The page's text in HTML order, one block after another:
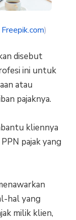
Freepik.com)
disebut
ini untuk
atau
pajaknya.
kliennya
pajak yang
hal yang
milik klien,